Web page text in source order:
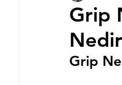
Grip
Grip